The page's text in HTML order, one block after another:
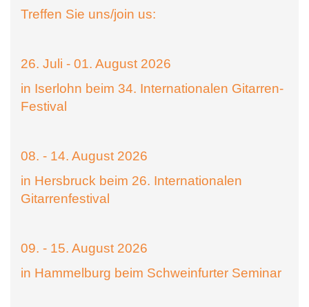
Treffen Sie uns/join us:
26. Juli - 01. August 2026
in Iserlohn beim 34. Internationalen Gitarren-
Festival
08. - 14. August 2026
in Hersbruck beim 26. Internationalen
Gitarrenfestival
09. - 15. August 2026
in Hammelburg beim Schweinfurter Seminar